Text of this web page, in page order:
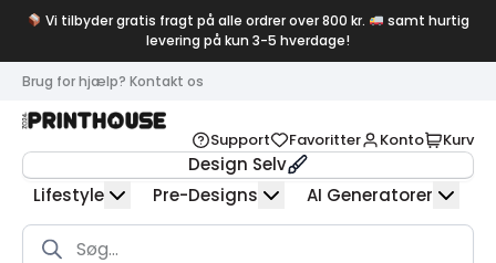
Vi tilbyder gratis fragt på alle ordrer over 800 kr.
samt hurtig
levering på kun 3-5 hverdage!
Brug for hjælp? Kontakt os
Support Favoritter Konto Kurv
Design Selv
Lifestyle
Pre-Designs AI Generatorer
Products
search